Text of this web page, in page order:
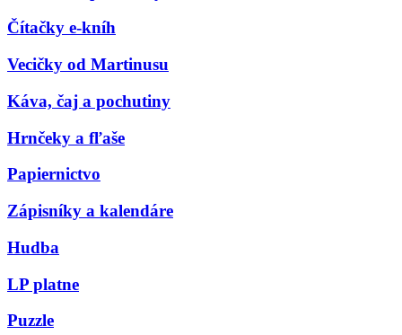
Čítačky e-kníh
Vecičky od Martinusu
Káva, čaj a pochutiny
Hrnčeky a fľaše
Papiernictvo
Zápisníky a kalendáre
Hudba
LP platne
Puzzle